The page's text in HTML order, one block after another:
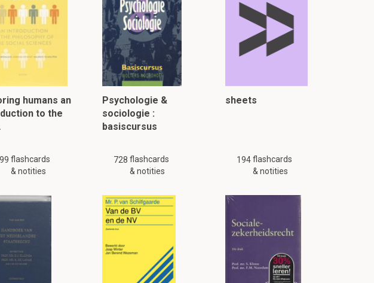
humans an
to the
flashcards
& notities
Psychologie &
sociologie :
basiscursus
728 flashcards
& notities
sheets
194 flashcards
& notities